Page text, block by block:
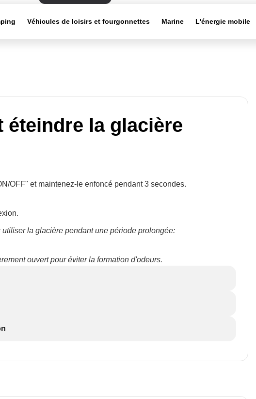
Véhicules de loisirs et fourgonnettes Marine L'énergie mobile
éteindre la glacière
OFF" et maintenez-le enfoncé pendant 3 secondes.
la glacière pendant une période prolongée:
ouvert pour éviter la formation d'odeurs.